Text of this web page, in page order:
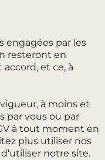
engagées par les
resteront en
et ce, à
à moins et
par vous ou par
à tout moment en
plus utiliser nos
notre site.